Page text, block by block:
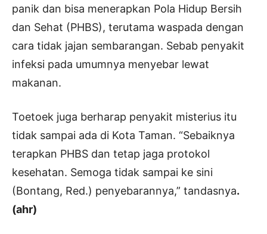
panik dan bisa menerapkan Pola Hidup Bersih
dan Sehat (PHBS), terutama waspada dengan
cara tidak jajan sembarangan. Sebab penyakit
infeksi pada umumnya menyebar lewat
makanan.
Toetoek juga berharap penyakit misterius itu
tidak sampai ada di Kota Taman. “Sebaiknya
terapkan PHBS dan tetap jaga protokol
kesehatan. Semoga tidak sampai ke sini
(Bontang, Red.) penyebarannya,” tandasnya.
(ahr)